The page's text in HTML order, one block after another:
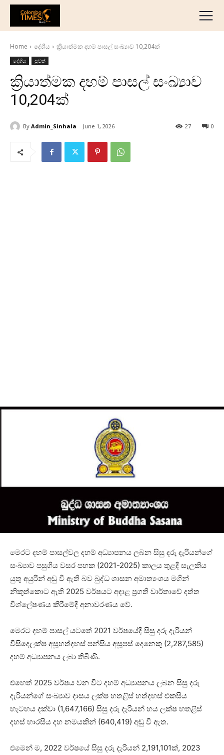
දේශීය
ජාත්‍යන්තර
අධ්‍යාපනික
හෝටල් සහ සංචාරක
English
Home දේශීය ක්‍රියාත්මක දහම් පාසල් සංඛ්‍යාව 10,204ක්
දේශීය පුවත්
ක්‍රියාත්මක දහම් පාසල් සංඛ්‍යාව
10,204ක්
By Admin_Sinhala June 1, 2026 0
27
මෙරට දහම් පාසල්වල දහම් අධ්‍යාපනය ලබන සිසු දරු දැරියන්ගේ
සංඛ්‍යාව පසුගිය වසර පහක (2021-2025) කාලය තුළදී සැලකිය
යුතු අයුරින් අඩු වී ඇති බව බුද්ධ ශාසන අමාත්‍යංශය මගින්
නිකුත්කොට ඇති 2025 වර්ෂයට අදාළ ප්‍රගති වාර්තාවේ දත්ත
විශ්ලේෂණය කිරීමේදී අනාවරණය වේ.
මෙරට දහම් පාසල් යටතේ 2021 වර්ෂයේදී සිසු දරු දැරියන්
විසිදෙලක්ෂ අසූහත්දහස් පන්සිය අසූපස් දෙනෙකු (2,287,585)
දහම් අධ්‍යාපනය ලබා තිබිණි.
එහෙත් 2025 වර්ෂය වන විට දහම් අධ්‍යාපනය ලබන සිසු දරු
දැරියන්ගේ සංඛ්‍යාව දාසය ලක්ෂ හතළිස් හත්දහස් එකසිය
හැටහය දක්වා (1,647,166) සිසු දරු දැරියන් හය ලක්ෂ හතළිස්
දහස් හාරසිය දහ නමයකින් (640,419) අඩු වී ඇත.
එමෙන් ම, 2022 වර්ෂයේ සිසු දරු දැරියන් 2,191,101ක්, 2023